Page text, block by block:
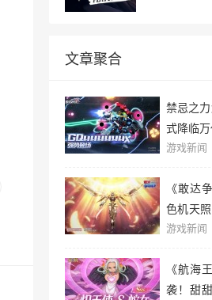
文章聚合
禁忌之
式降临万
游戏新闻
《敢达
色机天
空中战技
游戏新闻
《航海
袭！甜